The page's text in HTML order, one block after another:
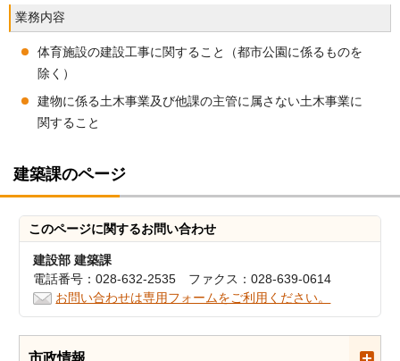
業務内容
体育施設の建設工事に関すること（都市公園に係るものを
除く）
建物に係る土木事業及び他課の主管に属さない土木事業に
関すること
建築課のページ
このページに関するお問い合わせ
建設部 建築課
電話番号：028-632-2535 ファクス：028-639-0614
お問い合わせは専用フォームをご利用ください。
市政情報